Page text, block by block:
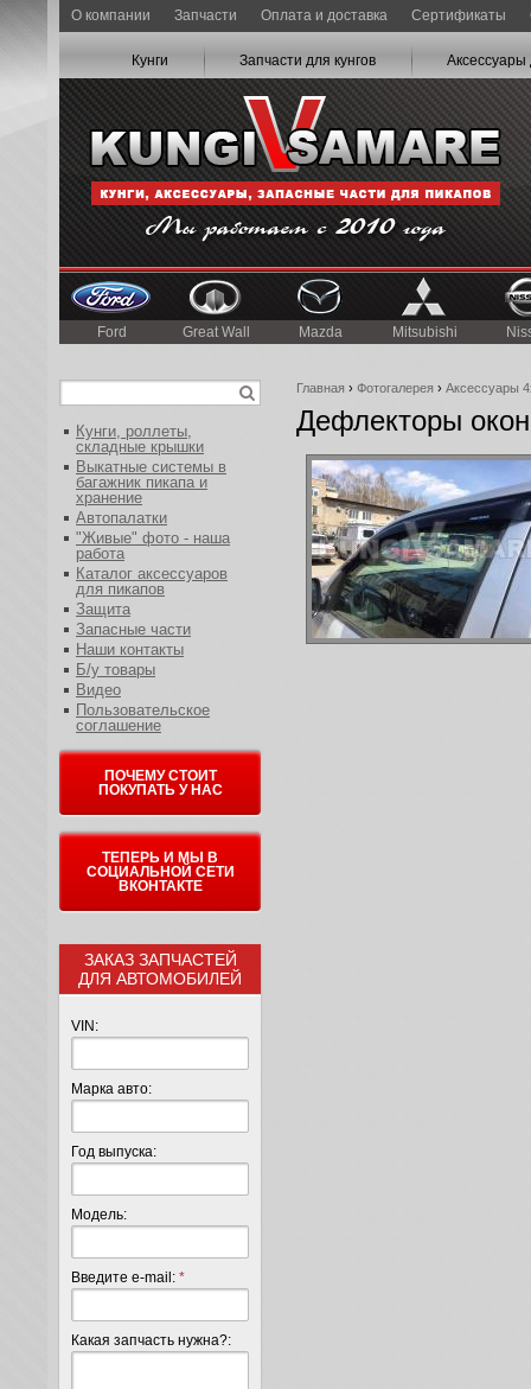
О компании Запчасти Оплата и доставка Сертификаты
Кунги Запчасти для кунгов Аксессуары
Ford Great Wall Mazda Mitsubishi
Главная › Фотогалерея › Аксессуары
Дефлекторы
Кунги, роллеты,
складные крышки
Выкатные системы в
багажник пикапа и
хранение
Автопалатки
"Живые" фото - наша
работа
Каталог аксессуаров
для пикапов
Защита
Запасные части
Наши контакты
Б/у товары
Видео
Пользовательское
соглашение
ПОЧЕМУ СТОИТ
ПОКУПАТЬ У НАС
ТЕПЕРЬ И МЫ В
СОЦИАЛЬНОЙ СЕТИ
ВКОНТАКТЕ
ЗАКАЗ ЗАПЧАСТЕЙ
ДЛЯ АВТОМОБИЛЕЙ
VIN:
Марка авто:
Год выпуска:
Модель:
Введите e-mail: *
Какая запчасть нужна?: